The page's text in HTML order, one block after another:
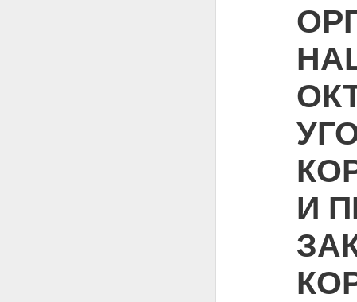
И